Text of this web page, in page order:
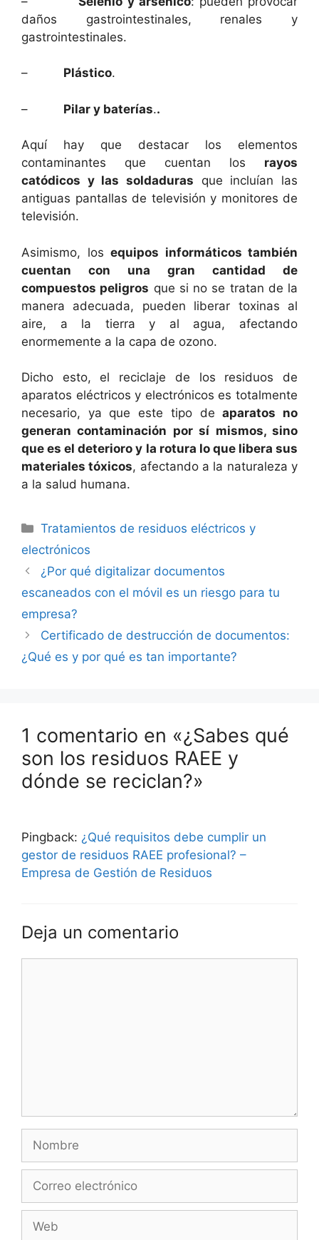
daños gastrointestinales, renales y
gastrointestinales.
– Plástico.
– Pilar y baterías..
Aquí hay que destacar los elementos
contaminantes que cuentan los rayos
catódicos y las soldaduras que incluían las
antiguas pantallas de televisión y monitores de
televisión.
Asimismo, los equipos informáticos también
cuentan con una gran cantidad de
compuestos peligros que si no se tratan de la
manera adecuada, pueden liberar toxinas al
aire, a la tierra y al agua, afectando
enormemente a la capa de ozono.
Dicho esto, el reciclaje de los residuos de
aparatos eléctricos y electrónicos es totalmente
necesario, ya que este tipo deaparatos no
generan contaminación por sí mismos, sino
que es el deterioro y la rotura lo que libera sus
materiales tóxicos, afectando a la naturaleza y
a la salud humana.
Categorías
Tratamientos de residuos eléctricos y
electrónicos
¿Por qué digitalizar documentos
escaneados con el móvil es un riesgo para tu
empresa?
Certificado de destrucción de documentos:
¿Qué es y por qué es tan importante?
1 comentario en «¿Sabes qué
son los residuos RAEE y
dónde se reciclan?»
Pingback: ¿Qué requisitos debe cumplir un
gestor de residuos RAEE profesional? –
Empresa de Gestión de Residuos
Deja un comentario
electrónico